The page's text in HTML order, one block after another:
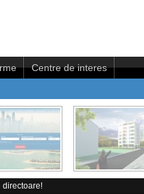
Centre de interes
directoare!